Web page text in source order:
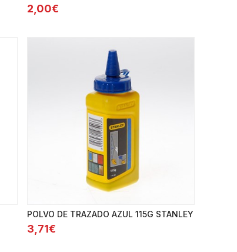
2,00€
POLVO DE TRAZADO AZUL 115G STANLEY
3,71€